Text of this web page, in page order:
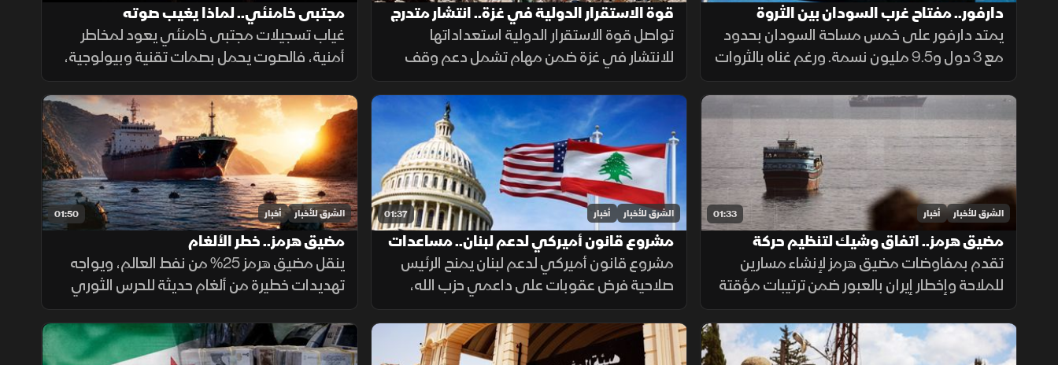
دارفور.. مفتاح غرب السودان بين الثروة
والمأساة
يمتد دارفور على خمس مساحة السودان بحدود
مع 3 دول و9.5 مليون نسمة. ورغم غناه بالثروات
الحيوانية والمعدنية وجبل مرة، يعاني كارثة
إنسانية وجرائم حرب منذ 2003، أحيلت للجنائية
الدولية عام 2005.
قوة الاستقرار الدولية في غزة.. انتشار متدرج
وتحديات معقدة
تواصل قوة الاستقرار الدولية استعداداتها
للانتشار في غزة ضمن مهام تشمل دعم وقف
إطلاق النار وتأمين المساعدات وتدريب الشرطة
المدنية، وسط تحديات سياسية وأمنية معقدة.
مجتبى خامنئي.. لماذا يغيب صوته
غياب تسجيلات مجتبى خامنئي يعود لمخاطر
أمنية، فالصوت يحمل بصمات تقنية وبيولوجية،
ويكشف للتحليل الاستخباراتي مكان التسجيل،
توقيته، نوع الجهاز المستخدم، والبيئة المحيطة
به بدقة عالية.
01:33 الشرق للأخبار أخبار
مضيق هرمز.. اتفاق وشيك لتنظيم حركة
الملاحة
تقدم بمفاوضات مضيق هرمز لإنشاء مسارين
للملاحة وإخطار إيران بالعبور ضمن ترتيبات مؤقتة
لـ60 يوماً لعودة النفط، وسط حذر إيراني واشتراط
أميركي بحرية الملاحة دون قيود.
01:37 الشرق للأخبار أخبار
مشروع قانون أميركي لدعم لبنان.. مساعدات
وعقوبات
مشروع قانون أميركي لدعم لبنان يمنح الرئيس
صلاحية فرض عقوبات على داعمي حزب الله،
ويربط أكثر من نصف المساعدات بتقدم بيروت
في حصر السلاح بيد الدولة ونزع سلاح الحزب
وتنفيذ الإصلاحات.
01:50 الشرق للأخبار أخبار
مضيق هرمز.. خطر الألغام
ينقل مضيق هرمز 25% من نفط العالم، ويواجه
تهديدات خطيرة من ألغام حديثة للحرس الثوري
تعمل بالبصمات الصوتية والمغناطيسية.
ولصعوبة تطهير الأعماق، تعتمد البحريات
العالمية على مسيرات ذاتية لحماية طواقمها.